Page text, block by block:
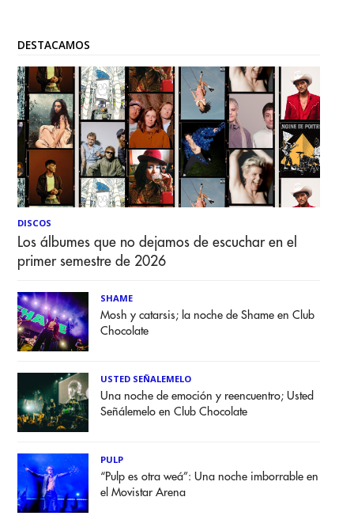
DESTACAMOS
DISCOS
Los álbumes que no dejamos de escuchar en el
primer semestre de 2026
SHAME
Mosh y catarsis; la noche de Shame en Club
Chocolate
USTED SEÑALEMELO
Una noche de emoción y reencuentro; Usted
Señálemelo en Club Chocolate
PULP
“Pulp es otra weá”: Una noche imborrable en
el Movistar Arena